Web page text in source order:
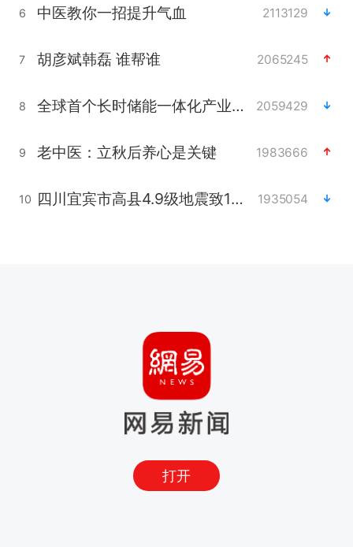
6 中医教你一招提升气血 2113129
7 胡彦斌韩磊 谁帮谁 2065245
8 全球首个长时储能一体化产业园量产 2059429
9 老中医：立秋后养心是关键 1983666
10 四川宜宾市高县4.9级地震致1人死亡 1935054
打开